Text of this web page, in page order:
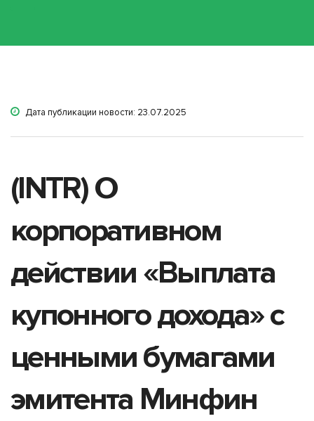
Дата публикации новости: 23.07.2025
(INTR) О
корпоративном
действии «Выплата
купонного дохода» с
ценными бумагами
эмитента Минфин